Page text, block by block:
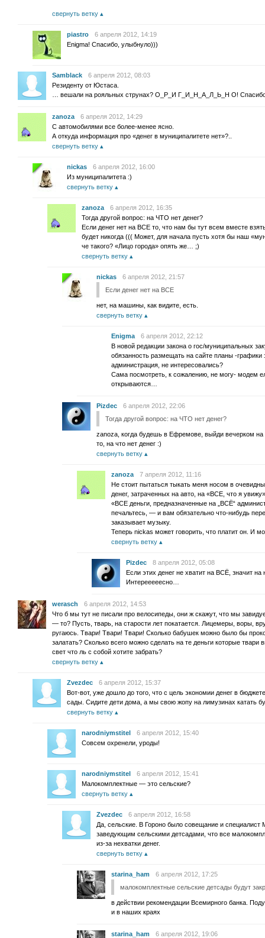
свернуть ветку
piastro
6 апреля 2012, 14:19
Enigma! Спасибо, улыбнуло)))
Samblack
6 апреля 2012, 08:03
Резиденту от Юстаса.
… вешали на рояльных струнах? О_Р_И Г_И_Н_А_Л_Ь_Н О!
zanoza
6 апреля 2012, 14:29
С автомобилями все более-менее ясно.
А откуда информация про «денег в муниципалитете нет»?..
свернуть ветку
nickas
6 апреля 2012, 16:00
Из муниципалитета :)
свернуть ветку
zanoza
6 апреля 2012, 16:35
Тогда другой вопрос: на ЧТО нет денег?
Если денег нет на ВСЕ то, что нам бы тут всем вместе
будет никогда ((( Может, для начала пусть хотя бы наш
че такого? «Лицо города» опять же… ;)
свернуть ветку
nickas
6 апреля 2012, 21:57
Если денег нет на ВСЕ
нет, на машины, как видите, есть.
свернуть ветку
Enigma
6 апреля 2012, 22:12
В новой редакции закона о гос/муниципальных
обязанность размещать на сайте планы -графики
администрация, не интересовались?
Сама посмотреть, к сожалению, не могу- модем
открываются…
Pizdec
6 апреля 2012, 22:06
Тогда другой вопрос: на ЧТО нет денег?
zanoza, когда будешь в Ефремове, выйди вечерком на
то, на что нет денег :)
свернуть ветку
zanoza
7 апреля 2012, 11:16
Не стоит пытаться тыкать меня носом в
денег, затраченных на авто, на «ВСЕ, что я
«ВСЕ деньги, предназначенные на „ВСЁ“
печальтесь, — и вам обязательно что-нибудь
заказывает музыку.
Теперь nickas может говорить, что платит он. И
свернуть ветку
Pizdec
8 апреля 2012, 05:08
Если этих денег не хватит на ВСЁ, значит на
Интерееееесно…
werasch
6 апреля 2012, 14:53
Что б мы тут не писали про велосипеды, они ж скажут, что мы
— то? Пусть, тварь, на старости лет покатается. Лицемеры, воры,
ругаюсь. Твари! Твари! Твари! Сколько бабушек можно было бы
залатать? Сколько всего можно сделать на те деньги которые твари
свет что ль с собой хотите забрать?
свернуть ветку
Zvezdec
6 апреля 2012, 15:37
Вот-вот, уже дошло до того, что с цель экономии денег в
сады. Сидите дети дома, а мы свою жопу на лимузинах катать
свернуть ветку
narodniymstitel
6 апреля 2012, 15:40
Совсем охренели, уроды!
narodniymstitel
6 апреля 2012, 15:41
Малокомплектные — это сельские?
свернуть ветку
Zvezdec
6 апреля 2012, 16:58
Да, сельские. В Гороно было совещание и
заведующим сельскими детсадами, что все
из-за нехватки денег.
свернуть ветку
starina_ham
6 апреля 2012, 17:25
малокомплектные сельские детсады будут
в действии рекомендации Всемирного банка.
и в наших краях
starina_ham
6 апреля 2012, 19:06